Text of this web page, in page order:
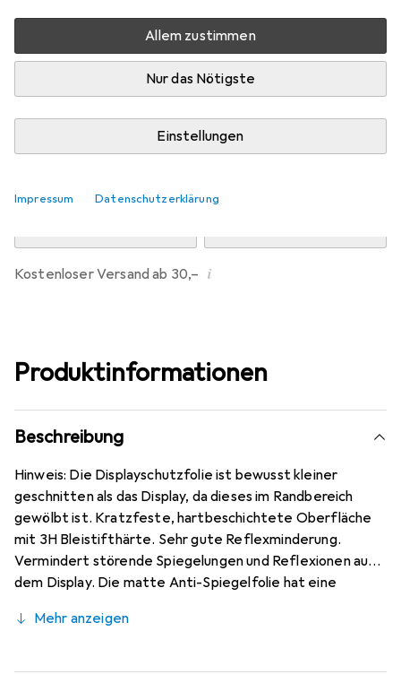
Allem zustimmen
Nur das Nötigste
Einstellungen
Impressum Datenschutzerklärung
Di, 11.8. geliefert
Mehr als 10 Stück an Lager beim Drittanbieter
Lieferort angeben für genaue Lieferzeit
Kostenloser Versand ab 30,– i
Produktinformationen
Beschreibung
Hinweis: Die Displayschutzfolie ist bewusst kleiner
geschnitten als das Display, da dieses im Randbereich
gewölbt ist. Kratzfeste, hartbeschichtete Oberfläche
mit 3H Bleistifthärte. Sehr gute Reflexminderung.
Vermindert störende Spiegelungen und Reflexionen auf
dem Display. Die matte Anti-Spiegelfolie hat eine
Mi 10T Lite Rückseite Glas, da dieses gewölbt ist (siehe
entfernen (ohne Klebstoff). Kinderleichte Anbringung -
Mehr anzeigen